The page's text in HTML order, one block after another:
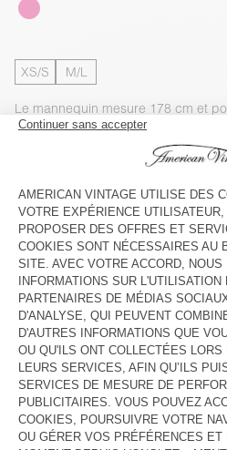
XS/S M/L
Le mannequin mesure 178 cm et
GUIDE DES TAILLES
entre le
AJOUTER AU
VOIR LA
DESCRIPTION
TAILLE ET COUPE
COMPOSITION
ENTRETIEN
TRAÇABILITÉ
LIVRAISON ET RETOURS